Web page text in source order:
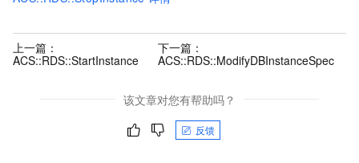
上一篇：
ACS::RDS::StartInstance
下一篇：
ACS::RDS::ModifyDBInstanceSpec
该文章对您有帮助吗？
反馈